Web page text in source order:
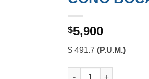
$5,900
$ 491.7(P.U.M.)
CONO BOCATTO